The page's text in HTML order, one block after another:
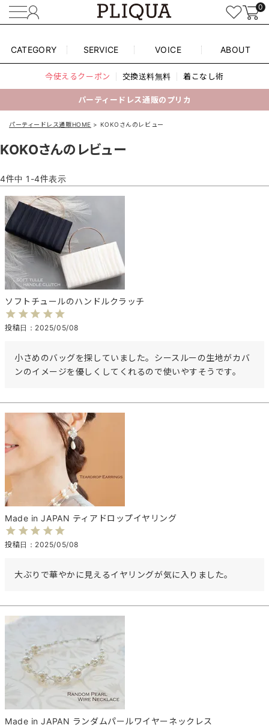
0
CATEGORY SERVICE VOICE ABOUT
今使えるクーポン 交換送料無料 着こなし術
パーティードレス通販のプリカ
パーティードレス通販HOME KOKOさんのレビュー
KOKOさんのレビュー
4件中 1 -4件表示
ソフトチュールのハンドルクラッチ
投稿日 2025/05/08
小さめのバッグを探していました。シースルーの生地がカバ
ンのイメージを優しくしてくれるので使いやすそうです。
Made in JAPAN ティアドロップイヤリング
投稿日 2025/05/08
大ぶりで華やかに見えるイヤリングが気に入りました。
Made in JAPAN ランダムパールワイヤーネックレス